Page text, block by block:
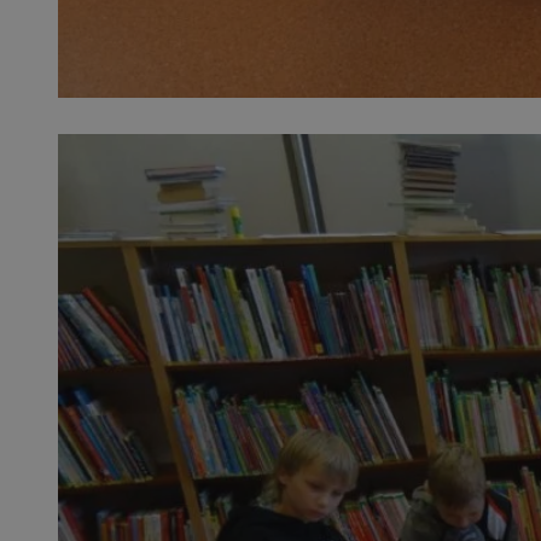
suid
INGRESSCOOKIE
euds